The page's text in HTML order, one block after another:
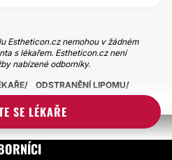
Estheticon.cz nemohou v žádném
s lékařem. Estheticon.cz není
nabízené odborníky.
SE LÉKAŘE
ODSTRANĚNÍ LIPOMU